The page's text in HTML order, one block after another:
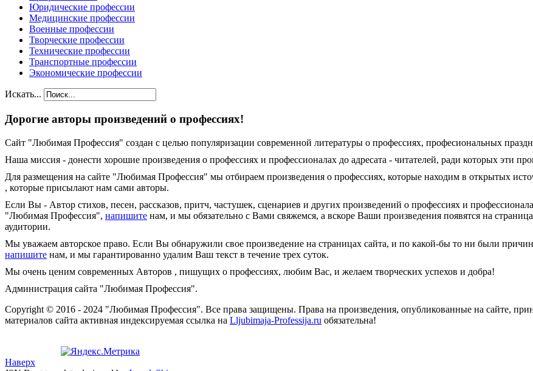
Юридические профессии
Медицинские профессии
Военные профессии
Творческие профессии
Технические профессии
Транспортные профессии
Экономические профессии
Искать...
Дорогие авторы произведений о профессиях!
Сайт "Любимая Профессия" создан c целью популяризации современной литературы о профессиях, професиональных
Наша миссия - донести хорошие произведения о профессиях и профессионалах до адресата - читателей, ради которых эти
Для размещения на сайте "Любимая Профессия" мы отбираем произведения о профессиях, которые находим в открытых
, которые присылают нам сами авторы.
Если Вы - Автор стихов, песен, рассказов, притч, частушек, сценариев и других произведений о профессиях и
"Любимая Профессия", напишите нам, и мы обязательно с Вами свяжемся, а вскоре Ваши произведения появятся на
аудитории.
Мы уважаем авторское право. Если Вы обнаружили свое произведение на страницах сайта, и по какой-бы то ни были
напишите нам, и мы гарантированно удалим Ваш текст в течение трех суток.
Мы очень ценим современных Авторов , пишущих о профессиях, любим Вас, и желаем творческих успехов и добра!
Администрация сайта "Любимая Профессия".
Copyright © 2016 - 2024 "Любимая Профессия". Все права защищены. Права на произведения, опубликованные на сайте,
материалов сайта активная индексируемая ссылка на Lljubimaja-Professija.ru обязательна!
Наверх